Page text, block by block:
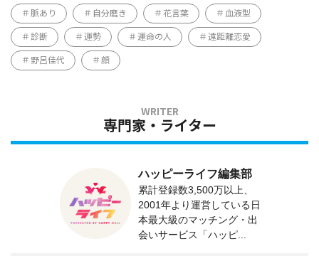
脈あり 自分磨き 花言葉 血液型
診断 運勢 運命の人 遠距離恋愛
野呂佳代 顔
専門家・ライター
ハッピーライフ編集部
累計登録数3,500万以上、
2001年より運営している日
本最大級のマッチング・出
会いサービス「ハッピ...